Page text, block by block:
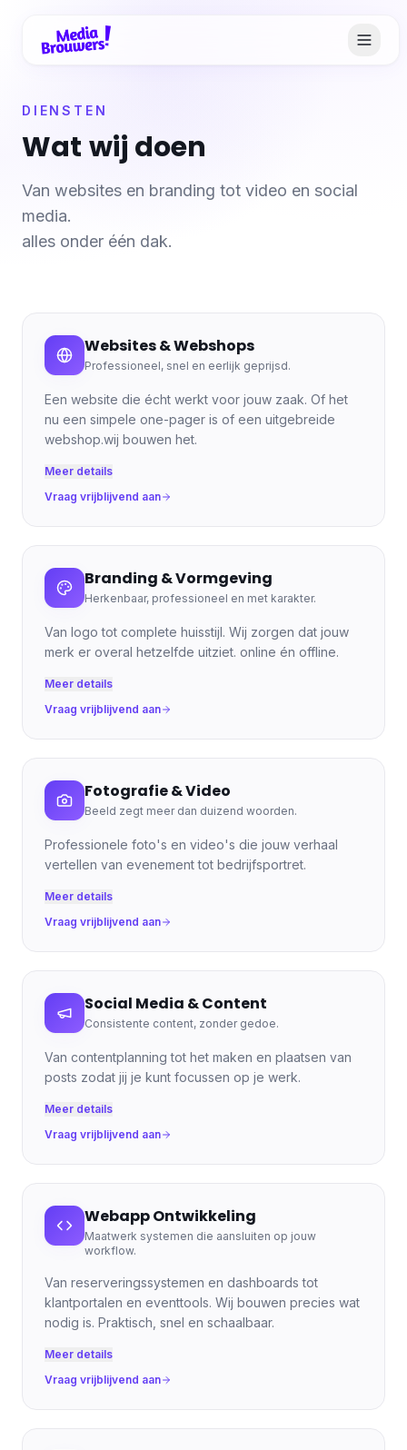
DIENSTEN
Wat wij doen
Van websites en branding tot video en social
media.
alles onder één dak.
Websites & Webshops
Professioneel, snel en eerlijk geprijsd.
Een website die écht werkt voor jouw zaak. Of het
nu een simpele one-pager is of een uitgebreide
webshop.wij bouwen het.
Meer details
Vraag vrijblijvend aan
Branding & Vormgeving
Herkenbaar, professioneel en met karakter.
Van logo tot complete huisstijl. Wij zorgen dat jouw
merk er overal hetzelfde uitziet. online én offline.
Meer details
Vraag vrijblijvend aan
Fotografie & Video
Beeld zegt meer dan duizend woorden.
Professionele foto's en video's die jouw verhaal
vertellen van evenement tot bedrijfsportret.
Meer details
Vraag vrijblijvend aan
Social Media & Content
Consistente content, zonder gedoe.
Van contentplanning tot het maken en plaatsen van
posts zodat jij je kunt focussen op je werk.
Meer details
Vraag vrijblijvend aan
Webapp Ontwikkeling
Maatwerk systemen die aansluiten op jouw
workflow.
Van reserveringssystemen en dashboards tot
klantportalen en eventtools. Wij bouwen precies wat
nodig is. Praktisch, snel en schaalbaar.
Meer details
Vraag vrijblijvend aan